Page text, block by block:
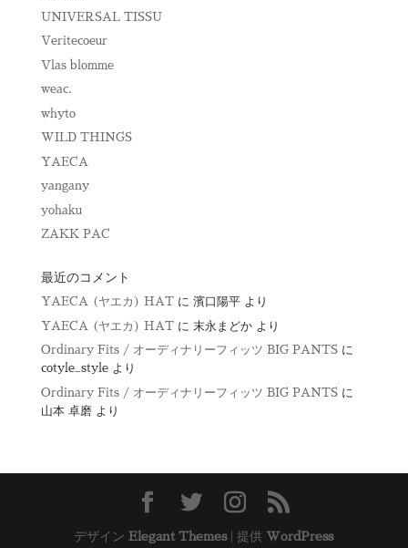
UNIVERSAL TISSU
Veritecoeur
Vlas blomme
weac.
whyto
WILD THINGS
YAECA
yangany
yohaku
ZAKK PAC
最近のコメント
YAECA (ヤエカ) HATに 濱口陽平より
YAECA (ヤエカ) HATに 末永まどかより
Ordinary Fits / オーディナリーフィッツ BIG PANTSに
cotyle_styleより
Ordinary Fits / オーディナリーフィッツ BIG PANTSに
山本 卓磨より
デザインElegant Themes| 提供WordPress